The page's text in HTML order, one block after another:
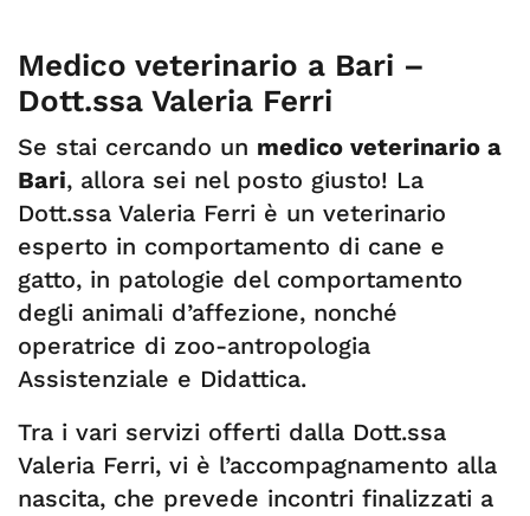
Medico veterinario a Bari –
Dott.ssa Valeria Ferri
Se stai cercando un medico veterinario a
Bari, allora sei nel posto giusto! La
Dott.ssa Valeria Ferri è un veterinario
esperto in comportamento di cane e
gatto, in patologie del comportamento
degli animali d’affezione, nonché
operatrice di zoo-antropologia
Assistenziale e Didattica.
Tra i vari servizi offerti dalla Dott.ssa
Valeria Ferri, vi è l’accompagnamento alla
nascita, che prevede incontri finalizzati a